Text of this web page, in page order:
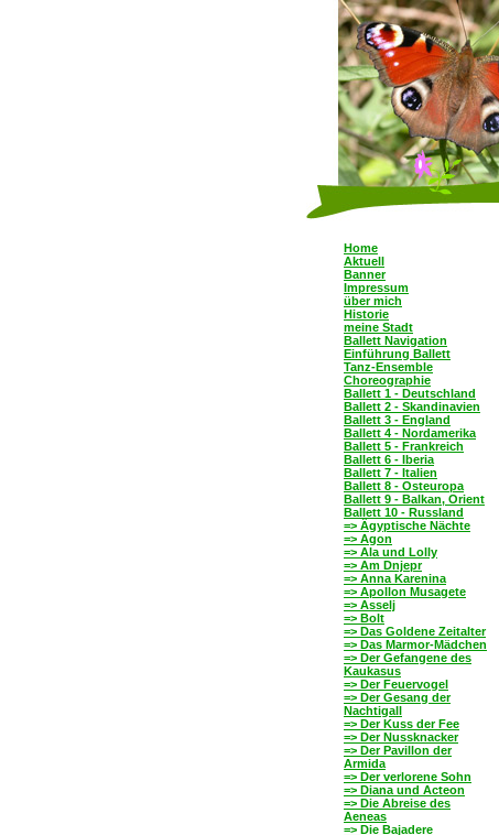
Home
Aktuell
Banner
Impressum
über mich
Historie
meine Stadt
Ballett Navigation
Einführung Ballett
Tanz-Ensemble
Choreographie
Ballett 1 - Deutschland
Ballett 2 - Skandinavien
Ballett 3 - England
Ballett 4 - Nordamerika
Ballett 5 - Frankreich
Ballett 6 - Iberia
Ballett 7 - Italien
Ballett 8 - Osteuropa
Ballett 9 - Balkan, Orient
Ballett 10 - Russland
=> Ägyptische Nächte
=> Agon
=> Ala und Lolly
=> Am Dnjepr
=> Anna Karenina
=> Apollon Musagete
=> Asselj
=> Bolt
=> Das Goldene Zeitalter
=> Das Marmor-Mädchen
=> Der Gefangene des
Kaukasus
=> Der Feuervogel
=> Der Gesang der
Nachtigall
=> Der Kuss der Fee
=> Der Nussknacker
=> Der Pavillon der
Armida
=> Der verlorene Sohn
=> Diana und Acteon
=> Die Abreise des
Aeneas
=> Die Bajadere